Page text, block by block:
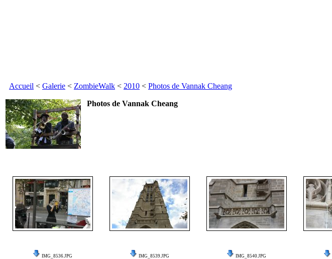
Accueil < Galerie < ZombieWalk < 2010 < Photos de Vannak Cheang
Photos de Vannak Cheang
IMG_8536.JPG IMG_8539.JPG IMG_8540.JPG